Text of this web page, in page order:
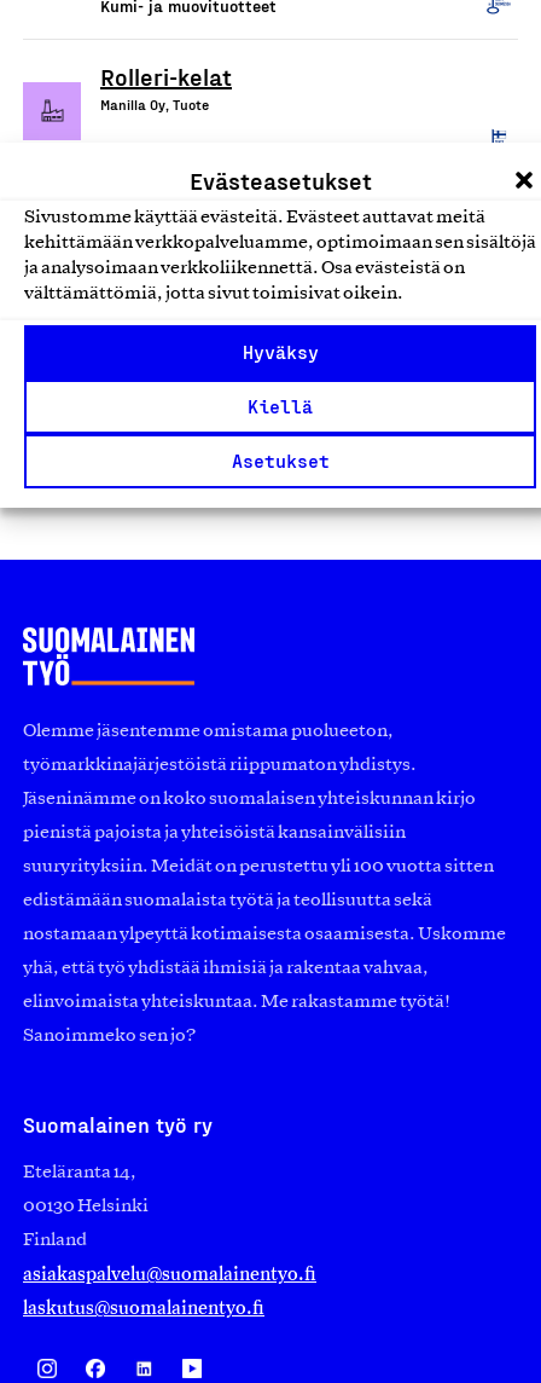
Evästeasetukset
Sivustomme käyttää evästeitä. Evästeet auttavat meitä
kehittämään verkkopalveluamme, optimoimaan sen sisältöjä
ja analysoimaan verkkoliikennettä. Osa evästeistä on
välttämättömiä, jotta sivut toimisivat oikein.
Hyväksy
Kiellä
Asetukset
Kumi- ja muovituotteet
Rolleri-kelat
Manilla Oy, Tuote
Raskaiden työkoneiden
renkaat, pinnoitteet ja vanteet
Kumi- ja muovituotteet
Kumi- ja muovituotteet
Olemme jäsentemme omistama puolueeton,
työmarkkinajärjestöistä riippumaton yhdistys.
Jäseninämme on koko suomalaisen yhteiskunnan kirjo
pienistä pajoista ja yhteisöistä kansainvälisiin
suuryrityksiin. Meidät on perustettu yli 100 vuotta sitten
edistämään suomalaista työtä ja teollisuutta sekä
nostamaan ylpeyttä kotimaisesta osaamisesta. Uskomme
yhä, että työ yhdistää ihmisiä ja rakentaa vahvaa,
elinvoimaista yhteiskuntaa. Me rakastamme työtä!
Sanoimmeko sen jo?
Suomalainen työ ry
Eteläranta 14,
00130 Helsinki
Finland
asiakaspalvelu@suomalainentyo.fi
laskutus@suomalainentyo.fi